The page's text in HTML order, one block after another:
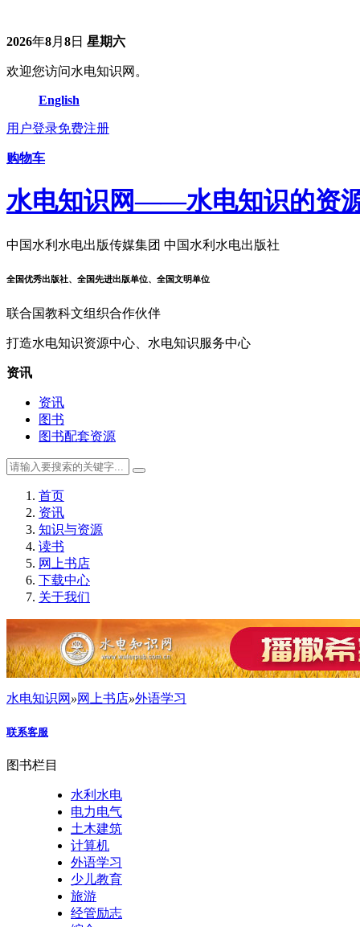
2026年8月 8日 星期六
欢迎您访问水电知识网。
English
用户登录免费注册
购物车
水电知识网——水电知识的资
中国水利水电出版传媒集团 中国水利水电出版社
全国优秀出版社、全国先进出版单位、全国文明单位
联合国教科文组织合作伙伴
打造水电知识资源中心、水电知识服务中心
资讯
资讯
图书
图书配套资源
首页
资讯
知识与资源
读书
网上书店
下载中心
关于我们
水电知识网 »网上书店»外语学习
联系客服
图书栏目
水利水电
电力电气
土木建筑
计算机
外语学习
少儿教育
旅游
经管励志